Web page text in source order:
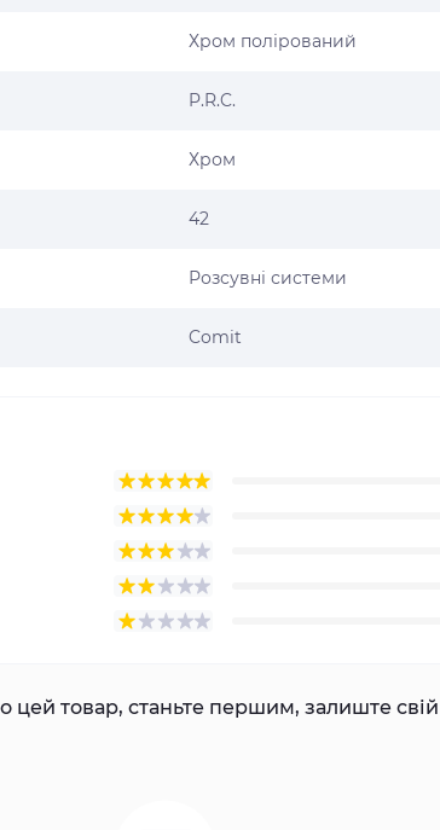
Хром полірований
P.R.C.
Хром
42
Розсувні системи
Comit
цей товар, станьте першим, залиште свій